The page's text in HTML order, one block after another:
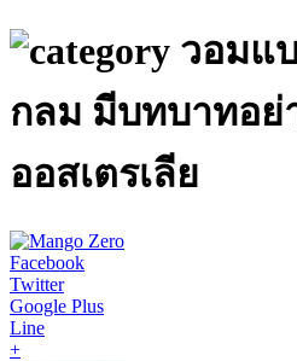
วอมแ
กลม มีบทบาทอย่
ออสเตรเลีย
Facebook
Twitter
Google Plus
Line
+